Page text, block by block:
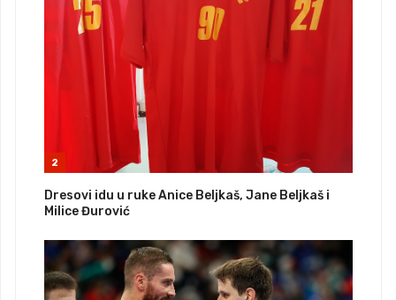
2
Dresovi idu u ruke Anice Beljkaš, Jane Beljkaš i
Milice Đurović